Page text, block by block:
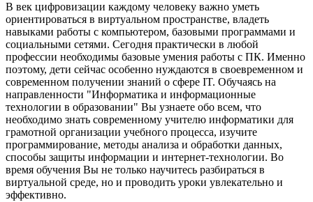
В век цифровизации каждому человеку важно уметь
ориентироваться в виртуальном пространстве, владеть
навыками работы с компьютером, базовыми программами и
социальными сетями. Сегодня практически в любой
профессии необходимы базовые умения работы с ПК. Именно
поэтому, дети сейчас особенно нуждаются в своевременном и
современном получении знаний о сфере IT. Обучаясь на
направленности "Информатика и информационные
технологии в образовании" Вы узнаете обо всем, что
необходимо знать современному учителю информатики для
грамотной организации учебного процесса, изучите
программирование, методы анализа и обработки данных,
способы защиты информации и интернет-технологии. Во
время обучения Вы не только научитесь разбираться в
виртуальной среде, но и проводить уроки увлекательно и
эффективно.